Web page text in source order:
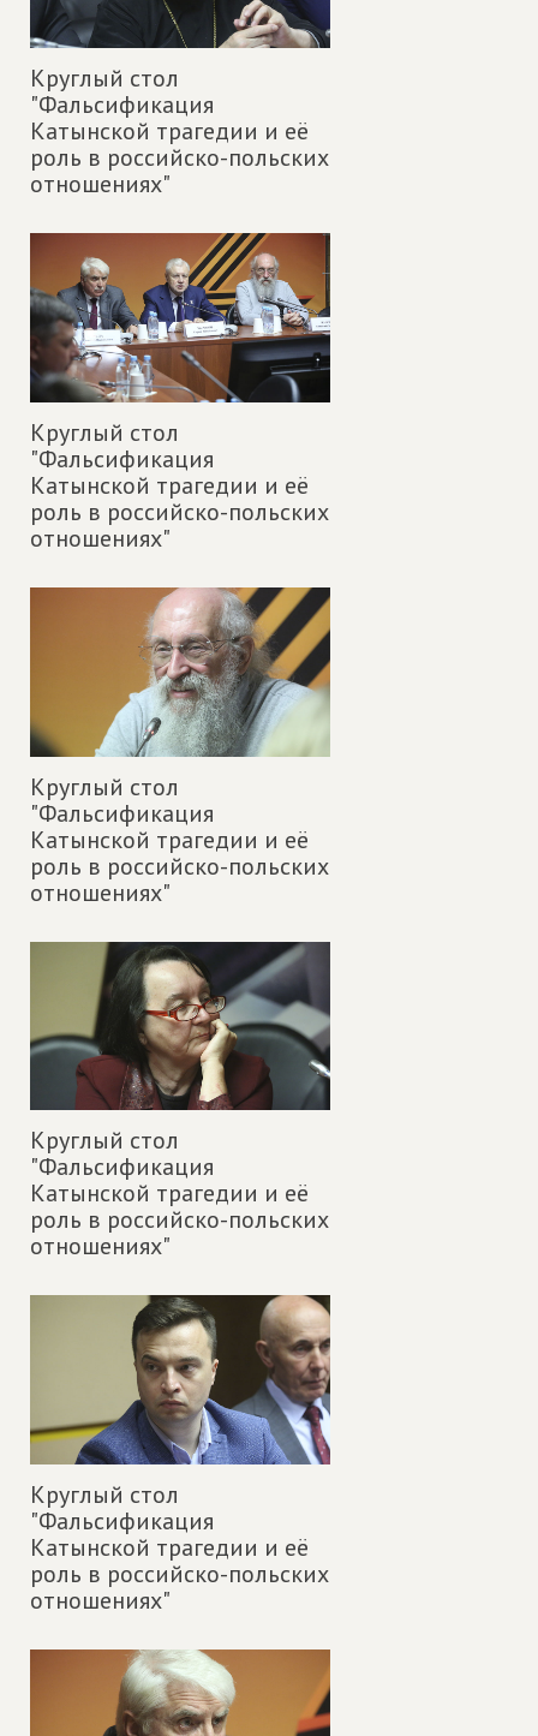
Круглый стол
"Фальсификация
Катынской трагедии и её
роль в российско-польских
отношениях"
Круглый стол
"Фальсификация
Катынской трагедии и её
роль в российско-польских
отношениях"
Круглый стол
"Фальсификация
Катынской трагедии и её
роль в российско-польских
отношениях"
Круглый стол
"Фальсификация
Катынской трагедии и её
роль в российско-польских
отношениях"
Круглый стол
"Фальсификация
Катынской трагедии и её
роль в российско-польских
отношениях"